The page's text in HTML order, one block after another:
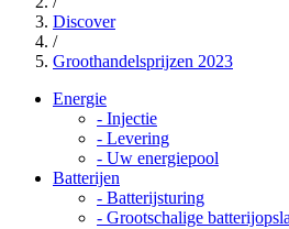
Discover
/
Groothandelsprijzen 2023
Energie
- Injectie
- Levering
- Uw energiepool
Batterijen
- Batterijsturing
- Grootschalige